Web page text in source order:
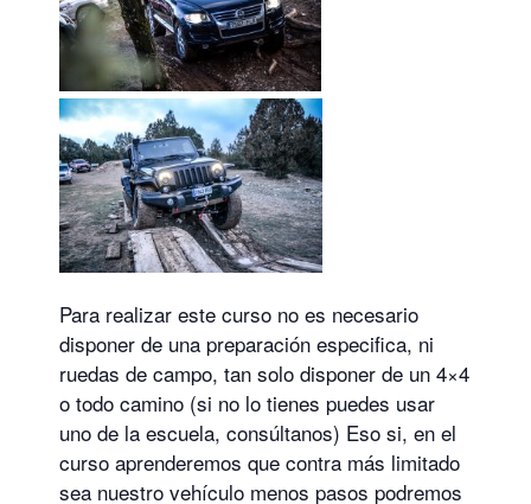
Para realizar este curso no es necesario
disponer de una preparación especifica, ni
ruedas de campo, tan solo disponer de un 4×4
o todo camino (si no lo tienes puedes usar
uno de la escuela, consúltanos) Eso si, en el
curso aprenderemos que contra más limitado
sea nuestro vehículo menos pasos podremos